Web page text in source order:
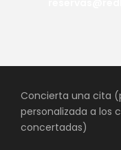
Concierta una cita
personalizada a los
concertadas)